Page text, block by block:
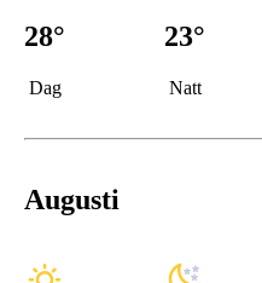
28°
Dag
23°
Natt
Augusti